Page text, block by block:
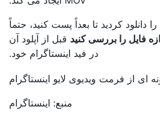
کردید تا بعداً پست کنید، حتماً
را بررسی کنید قبل از آپلود آن
در فید اینستاگرام خود.
منبع: اینستاگرام